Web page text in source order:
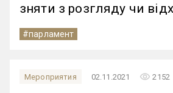
зняти з розгляду чи
#парламент
Мероприятия 02.11.2021 remove_red_eye 2152